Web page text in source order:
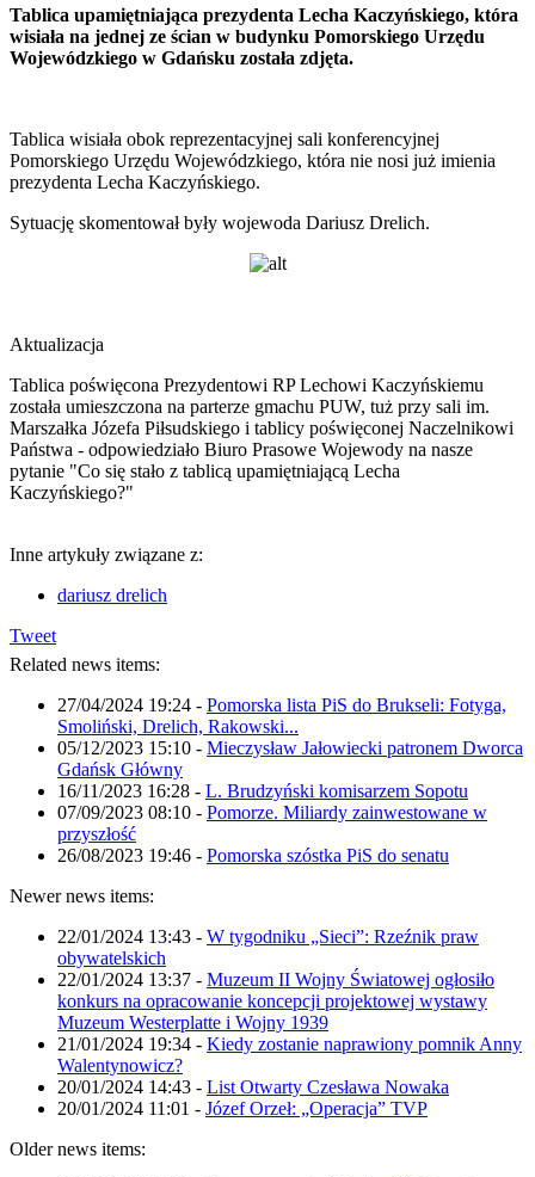
Tablica upamiętniająca prezydenta Lecha Kaczyńskiego, która
wisiała na jednej ze ścian w budynku Pomorskiego Urzędu
Wojewódzkiego w Gdańsku została zdjęta.
Tablica wisiała obok reprezentacyjnej sali konferencyjnej
Pomorskiego Urzędu Wojewódzkiego, która nie nosi już imienia
prezydenta Lecha Kaczyńskiego.
Sytuację skomentował były wojewoda Dariusz Drelich.
Aktualizacja
Tablica poświęcona Prezydentowi RP Lechowi Kaczyńskiemu
została umieszczona na parterze gmachu PUW, tuż przy sali im.
Marszałka Józefa Piłsudskiego i tablicy poświęconej Naczelnikowi
Państwa - odpowiedziało Biuro Prasowe Wojewody na nasze
pytanie "Co się stało z tablicą upamiętniającą Lecha
Kaczyńskiego?"
Inne artykuły związane z:
dariusz drelich
Tweet
Related news items:
27/04/2024 19:24 - Pomorska lista PiS do Brukseli: Fotyga,
Smoliński, Drelich, Rakowski...
05/12/2023 15:10 - Mieczysław Jałowiecki patronem Dworca
Gdańsk Główny
16/11/2023 16:28 - L. Brudzyński komisarzem Sopotu
07/09/2023 08:10 - Pomorze. Miliardy zainwestowane w
przyszłość
26/08/2023 19:46 - Pomorska szóstka PiS do senatu
Newer news items:
22/01/2024 13:43 - W tygodniku „Sieci”: Rzeźnik praw
obywatelskich
22/01/2024 13:37 - Muzeum II Wojny Światowej ogłosiło
konkurs na opracowanie koncepcji projektowej wystawy
Muzeum Westerplatte i Wojny 1939
21/01/2024 19:34 - Kiedy zostanie naprawiony pomnik Anny
Walentynowicz?
20/01/2024 14:43 - List Otwarty Czesława Nowaka
20/01/2024 11:01 - Józef Orzeł: „Operacja” TVP
Older news items: